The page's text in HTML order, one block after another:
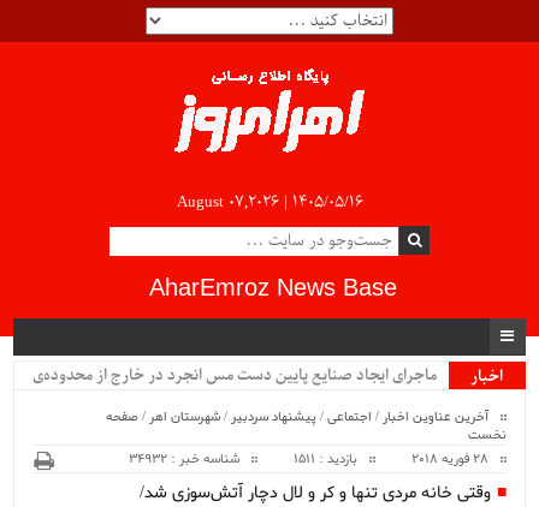
August 07,2026 | ۱۴۰۵/۰۵/۱۶
AharEmroz News Base
اخبار
ماجرای ایجاد صنایع پایین دست مس انجرد در خارج از محدوده‌ی
آخرین عناوین اخبار / اجتماعی/پیشنهاد سردبیر /شهرستان اهر /صفحه
نخست
بازدید : 1511 شناسه خبر : 34932
وقتی خانه مردی تنها و کر و لال دچار آتش‌سوزی شد/